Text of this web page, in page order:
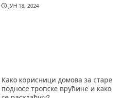
ЈУН 18, 2024
Како корисници домова за старе
подносе тропске врућине и како